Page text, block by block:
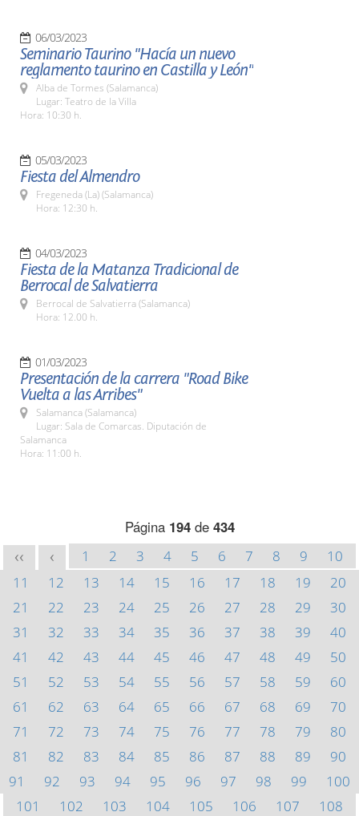
06/03/2023
Seminario Taurino "Hacía un nuevo
reglamento taurino en Castilla y León"
Alba de Tormes (Salamanca)
Lugar: Teatro de la Villa
Hora: 10:30 h.
05/03/2023
Fiesta del Almendro
Fregeneda (La) (Salamanca)
Hora: 12:30 h.
04/03/2023
Fiesta de la Matanza Tradicional de
Berrocal de Salvatierra
Berrocal de Salvatierra (Salamanca)
Hora: 12.00 h.
01/03/2023
Presentación de la carrera "Road Bike
Vuelta a las Arribes"
Salamanca (Salamanca)
Lugar: Sala de Comarcas. Diputación de
Salamanca
Hora: 11:00 h.
Página 194de 434
<< < 1 2 3 4 5 6 7 8 9
10
11
12 13 14 15 16 17 18 19
20
21
22 23 24 25 26 27 28 29
30
31
32 33 34 35 36 37 38 39
40
41
42 43 44 45 46 47 48 49
50
51
52 53 54 55 56 57 58 59
60
61
62 63 64 65 66 67 68 69
70
71
72 73 74 75 76 77 78 79
80
81
82 83 84 85 86 87 88 89
90
91
92 93 94 95 96 97 98 99
100
101
102 103 104 105 106 107
108